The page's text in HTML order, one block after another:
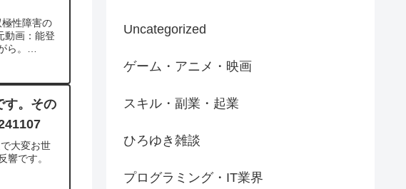
性障害の
動画：能登
。
とがあれ
、多くの質
、いいね！
す。その
大変お世
響です。
Uncategorized
ゲーム・アニメ・映画
スキル・副業・起業
ひろゆき雑談
プログラミング・IT業界